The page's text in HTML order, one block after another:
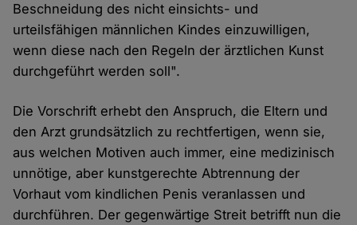
Beschneidung des nicht einsichts- und
urteilsfähigen männlichen Kindes einzuwilligen,
wenn diese nach den Regeln der ärztlichen Kunst
durchgeführt werden soll".
Die Vorschrift erhebt den Anspruch, die Eltern und
den Arzt grundsätzlich zu rechtfertigen, wenn sie,
aus welchen Motiven auch immer, eine medizinisch
unnötige, aber kunstgerechte Abtrennung der
Vorhaut vom kindlichen Penis veranlassen und
durchführen. Der gegenwärtige Streit betrifft nun die